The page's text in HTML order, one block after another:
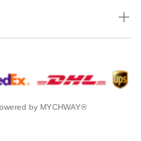
by MYCHWAY®